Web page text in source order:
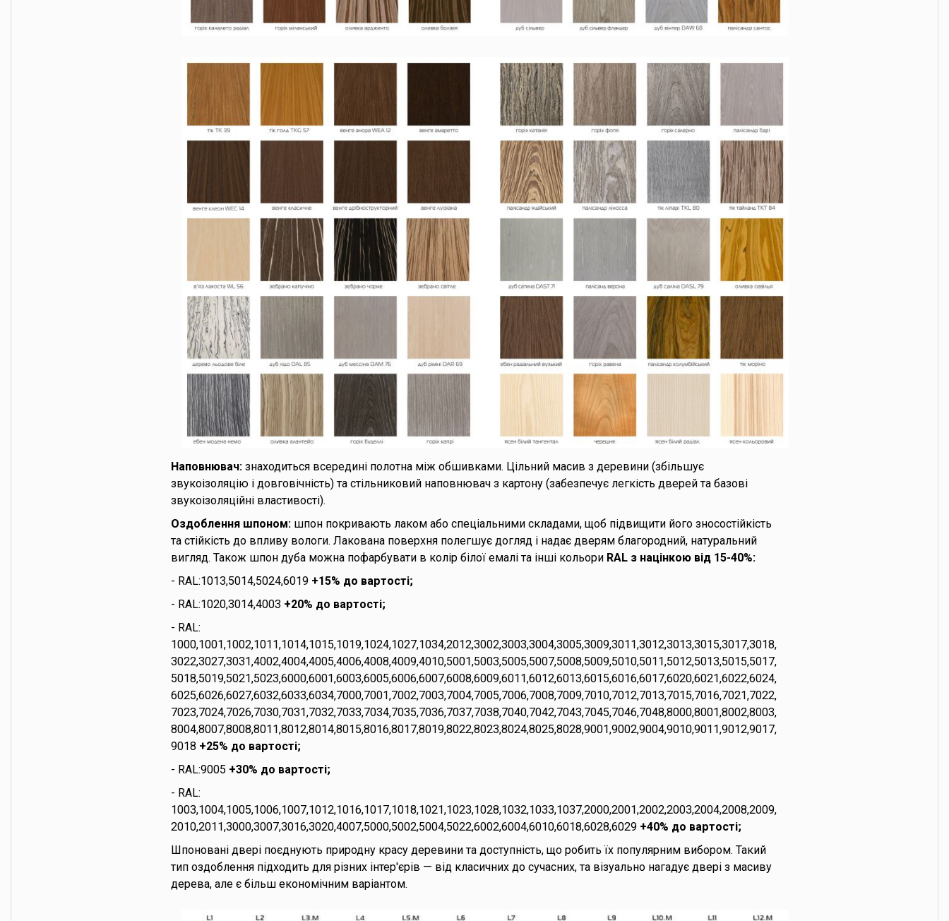
Наповнювач: знаходиться всередині полотна між обшивками. Цільний масив з деревини (збільшує
звукоізоляцію і довговічність) та стільниковий наповнювач з картону (забезпечує легкість дверей та базові
звукоізоляційні властивості).
Оздоблення шпоном: шпон покривають лаком або спеціальними складами, щоб підвищити його зносостійкість
та стійкість до впливу вологи. Лакована поверхня полегшує догляд і надає дверям благородний, натуральний
вигляд. Також шпон дуба можна пофарбувати в колір білої емалі та інші кольори RAL з націнкою від 15-40%:
- RAL:1013,5014,5024,6019 +15% до вартості;
- RAL:1020,3014,4003 +20% до вартості;
- RAL:
1000,1001,1002,1011,1014,1015,1019,1024,1027,1034,2012,3002,3003,3004,3005,3009,3011,3012,3013,3015,3017,3018,
3022,3027,3031,4002,4004,4005,4006,4008,4009,4010,5001,5003,5005,5007,5008,5009,5010,5011,5012,5013,5015,5017,
5018,5019,5021,5023,6000,6001,6003,6005,6006,6007,6008,6009,6011,6012,6013,6015,6016,6017,6020,6021,6022,6024,
6025,6026,6027,6032,6033,6034,7000,7001,7002,7003,7004,7005,7006,7008,7009,7010,7012,7013,7015,7016,7021,7022,
7023,7024,7026,7030,7031,7032,7033,7034,7035,7036,7037,7038,7040,7042,7043,7045,7046,7048,8000,8001,8002,8003,
8004,8007,8008,8011,8012,8014,8015,8016,8017,8019,8022,8023,8024,8025,8028,9001,9002,9004,9010,9011,9012,9017,
9018 +25% до вартості;
- RAL:9005 +30% до вартості;
- RAL:
1003,1004,1005,1006,1007,1012,1016,1017,1018,1021,1023,1028,1032,1033,1037,2000,2001,2002,2003,2004,2008,2009,
2010,2011,3000,3007,3016,3020,4007,5000,5002,5004,5022,6002,6004,6010,6018,6028,6029 +40% до вартості;
Шпоновані двері поєднують природну красу деревини та доступність, що робить їх популярним вибором. Такий
тип оздоблення підходить для різних інтер'єрів — від класичних до сучасних, та візуально нагадує двері з масиву
дерева, але є більш економічним варіантом.